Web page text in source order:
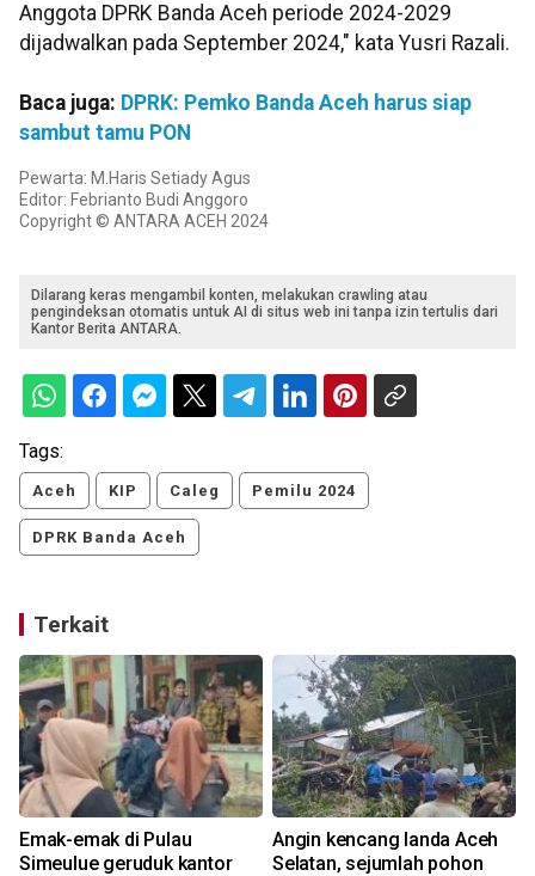
Anggota DPRK Banda Aceh periode 2024-2029
dijadwalkan pada September 2024," kata Yusri Razali.
Baca juga: DPRK: Pemko Banda Aceh harus siap
sambut tamu PON
Pewarta: M.Haris Setiady Agus
Editor: Febrianto Budi Anggoro
Copyright © ANTARA ACEH 2024
Dilarang keras mengambil konten, melakukan crawling atau
pengindeksan otomatis untuk AI di situs web ini tanpa izin tertulis dari
Kantor Berita ANTARA.
Tags:
Aceh KIP Caleg Pemilu 2024
DPRK Banda Aceh
Terkait
Emak-emak di Pulau
Simeulue geruduk kantor
Angin kencang landa Aceh
Selatan, sejumlah pohon